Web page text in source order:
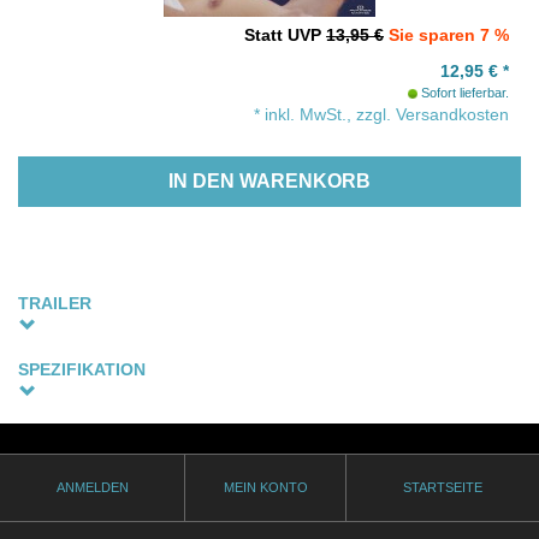
Statt UVP 13,95 € Sie sparen 7 %
12,95 € *
Sofort lieferbar.
* inkl. MwSt., zzgl. Versandkosten
IN DEN WARENKORB
TRAILER
SPEZIFIKATION
Niederländisch, Englisch, partiell Spanisch (alle optional)
ANMELDEN MEIN KONTO STARTSEITE